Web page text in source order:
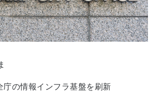
庁の情報インフラ基盤を刷新